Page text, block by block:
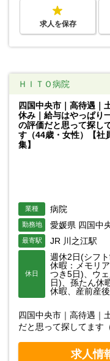
求人を保存
ＨＩＴＯ病院
四国中央市｜高待遇｜
休み｜給与はやっぱり
の評価だと思って探し
す（44歳・女性）【社
集】
業種 病院
勤務地 愛媛県 四国中
最寄駅 JR 川之江駅
休日
週休2日(シフ
休暇：メモリ
つき5日)、ウ
日)、孫たん休
休暇、産前産
四国中央市｜高待遇｜
だと思って探してます
求人情